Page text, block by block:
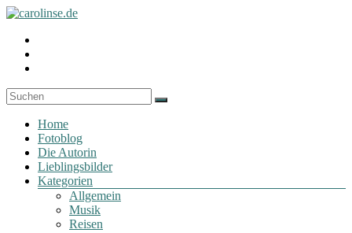
Zum
springen
carolinse.de
Fotoblog
Facebook
auf
anzeigen
daydreamin
Instagram
anzeigen
Menü
Home
Fotoblog
Die Autorin
Lieblingsbilder
Kategorien
Allgemein
Musik
Reisen